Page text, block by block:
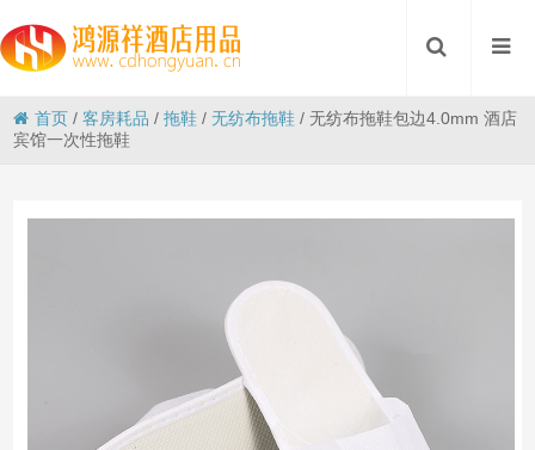
首页 /客房耗品 /拖鞋 /无纺布拖鞋 /无纺布拖鞋包边4.0mm 酒店
宾馆一次性拖鞋